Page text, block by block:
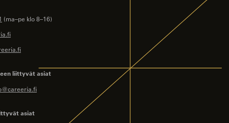
(ma–pe klo 8–16)
liittyvät asiat
asiat